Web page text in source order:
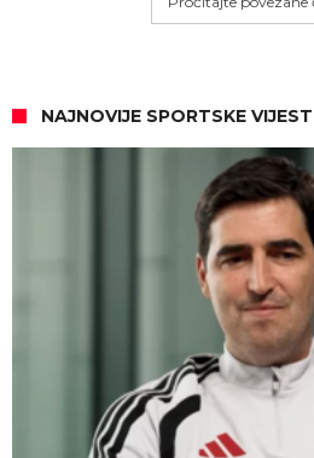
NAJNOVIJE SPORTSKE